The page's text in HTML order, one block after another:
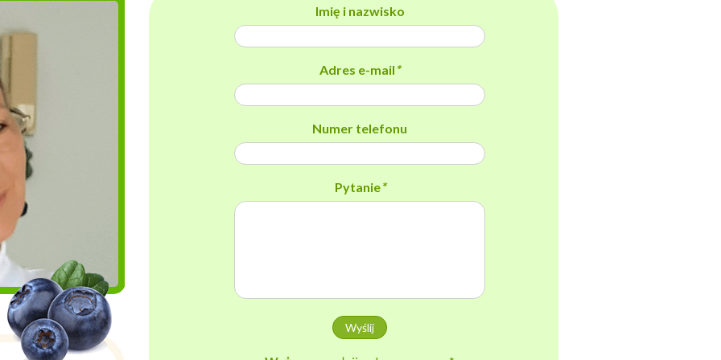
Imię i nazwisko
Adres e-mail *
Numer telefonu
Pytanie*